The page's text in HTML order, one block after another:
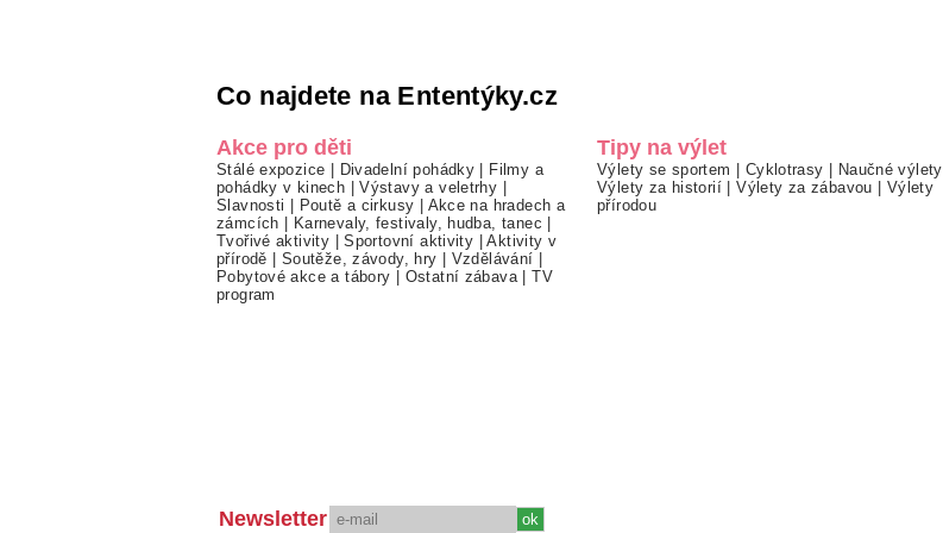
Co najdete na Ententýky.cz
Akce pro děti
Stálé expozice | Divadelní pohádky | Filmy a
pohádky v kinech |Výstavy a veletrhy |
Slavnosti | Poutě a cirkusy | Akce na hradech a
zámcích | Karnevaly, festivaly, hudba, tanec |
Tvořivé aktivity |Sportovní aktivity |Aktivity v
přírodě | Soutěže, závody, hry | Vzdělávání |
Pobytové akce a tábory | Ostatní zábava |TV
program
Tipy na výlet
Výlety se sportem | Cyklotrasy | Naučné výlety
Výlety za historií |Výlety za zábavou | Výlety
přírodou
Newsletter